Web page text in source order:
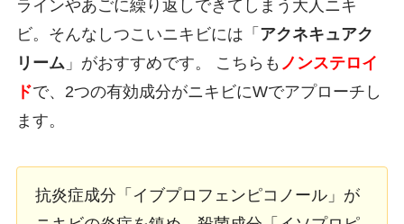
ラインやあごに繰り返しできてしまう大人ニキ
ビ。そんなしつこいニキビには「 アクネキュアク
リーム 」がおすすめです。 こちらも ノンステロイ
ドで、2つの有効成分がニキビにWでアプローチし
ます。
抗炎症成分「イブプロフェンピコノール」が